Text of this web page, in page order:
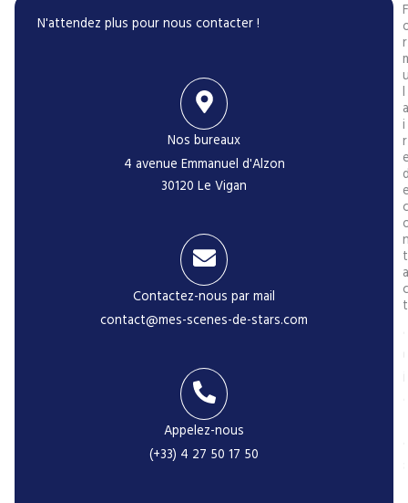
N'attendez plus pour nous contacter !
Nos bureaux
4 avenue Emmanuel d'Alzon
30120 Le Vigan
Contactez-nous par mail
contact@mes-scenes-de-stars.com
Appelez-nous
(+33) 4 27 50 17 50
F
r
l
a
i
r
c
t
a
c
t
i